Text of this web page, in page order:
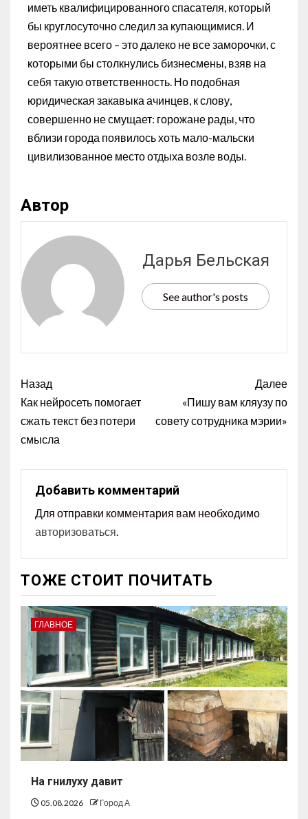
иметь квалифицированного спасателя, который
бы круглосуточно следил за купающимися. И
вероятнее всего – это далеко не все заморочки, с
которыми бы столкнулись бизнесмены, взяв на
себя такую ответственность. Но подобная
юридическая закавыка ачинцев, к слову,
совершенно не смущает: горожане рады, что
вблизи города появилось хоть мало-мальски
цивилизованное место отдыха возле воды.
Автор
Дарья Бельская
See author's posts
Назад
Как нейросеть помогает
сжать текст без потери
смысла
Далее
«Пишу вам кляузу по
совету сотрудника мэрии»
Добавить комментарий
Для отправки комментария вам необходимо
авторизоваться.
ТОЖЕ СТОИТ ПОЧИТАТЬ
ГЛАВНОЕ
На гнилуху давит
05.08.2026 Город А